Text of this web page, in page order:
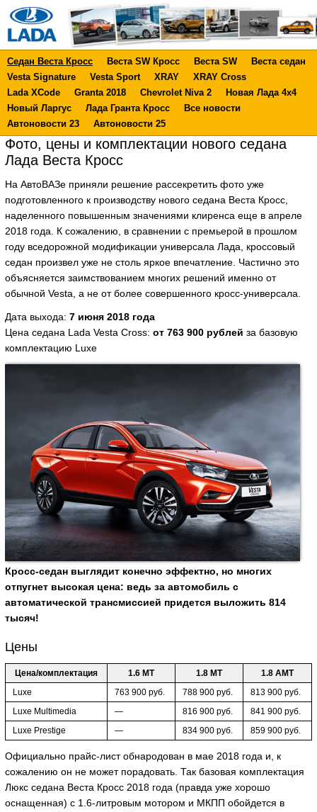
Седан Веста Кросс Веста SW Кросс Веста SW
Веста седан
Vesta Signature
Vesta Sport XRAY
XRAY Cross
Lada XCode
Granta 2018 Chevrolet Niva 2
Новая Лада 4х4
Новый Ларгус
Лада Гранта Кросс
Все новости
Автоновости 23
Автоновости 25
Фото, цены и комплектации нового седана
Лада Веста Кросс
На АвтоВАЗе приняли решение рассекретить фото уже
подготовленного к производству нового седана Веста Кросс,
наделенного повышенным значениями клиренса еще в апреле
2018 года. К сожалению, в сравнении с премьерой в прошлом
году вседорожной модификации универсала Лада, кроссовый
седан произвел уже не столь яркое впечатление. Частично это
объясняется заимствованием многих решений именно от
обычной Vesta, а не от более совершенного кросс-универсала.
Дата выхода: 7 июня 2018 года
Цена седана Lada Vesta Cross: от 763 900 рублей за базовую
комплектацию Luxe
Кросс-седан выглядит конечно эффектно, но многих
отпугнет высокая цена: ведь за автомобиль с
автоматической трансмиссией придется выложить 814
тысяч!
Цены
Цена/комплектация 1.6 MT 1.8 МТ
1.8 АМТ
Luxe
763 900 руб. 788 900 руб.
813 900 руб.
Luxe Multimedia
— 816 900 руб.
841 900 руб.
Luxe Prestige
— 834 900 руб. 859 900 руб.
Официально прайс-лист обнародован в мае 2018 года и, к
сожалению он не может порадовать. Так базовая комплектация
Люкс седана Веста Кросс 2018 года (правда уже хорошо
оснащенная) с 1.6-литровым мотором и МКПП обойдется в